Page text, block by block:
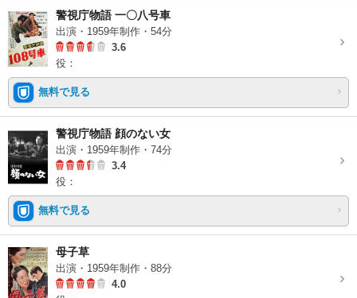
警視庁物語 一〇八号車
出演・1959年制作・54分
3.6
役：
無料で見る
警視庁物語 顔のない女
出演・1959年制作・74分
3.4
役：
無料で見る
母子草
出演・1959年制作・88分
4.0